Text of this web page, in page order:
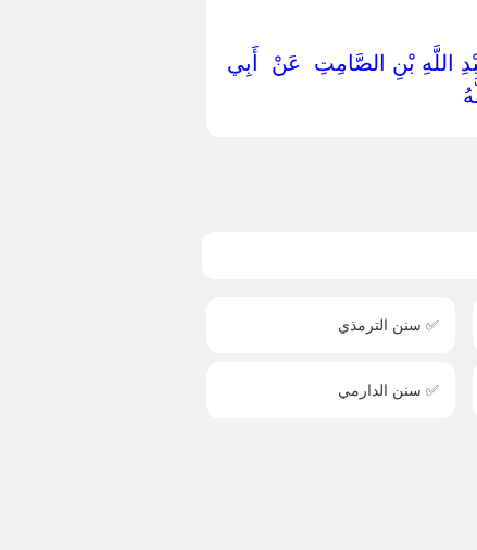
اللَّهِ بْنِ الصَّامِتِ ‏ ‏عَنْ ‏ ‏أَبِي
✅ سنن الترمذي
✅ سنن الدارمي